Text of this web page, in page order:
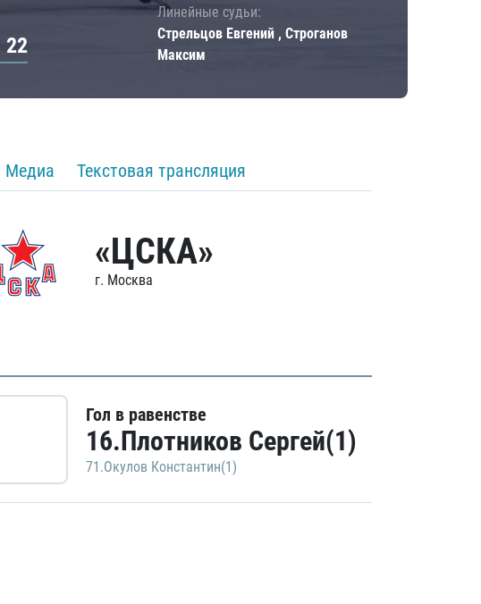
22
Линейные судьи:
Стрельцов Евгений , Строганов
Максим
Медиа Текстовая трансляция
«ЦСКА»
г. Москва
Гол в равенстве
16.Плотников Сергей(1)
71.Окулов Константин(1)